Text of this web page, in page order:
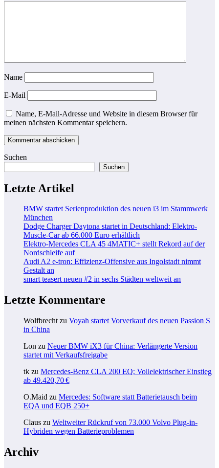
Name
E-Mail
Name, E-Mail-Adresse und Website in diesem Browser für
meinen nächsten Kommentar speichern.
Suchen
Suchen
Letzte Artikel
BMW startet Serienproduktion des neuen i3 im Stammwerk
München
Dodge Charger Daytona startet in Deutschland: Elektro-
Muscle-Car ab 66.000 Euro erhältlich
Elektro-Mercedes CLA 45 4MATIC+ stellt Rekord auf der
Nordschleife auf
Audi A2 e-tron: Effizienz-Offensive aus Ingolstadt nimmt
Gestalt an
smart teasert neuen #2 in sechs Städten weltweit an
Letzte Kommentare
Wolfbrecht zu Voyah startet Vorverkauf des neuen Passion S
in China
Lon zu Neuer BMW iX3 für China: Verlängerte Version
startet mit Verkaufsfreigabe
tk zu Mercedes-Benz CLA 200 EQ: Vollelektrischer Einstieg
ab 49.420,70 €
O.Maid zu Mercedes: Software statt Batterietausch beim
EQA und EQB 250+
Claus zu Weltweiter Rückruf von 73.000 Volvo Plug-in-
Hybriden wegen Batterieproblemen
Archiv